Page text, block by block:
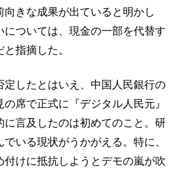
向きな成果が出ていると明かし
については、現金の一部を代替す
指摘した。
定したとはいえ、中国人民銀行の
席で正式に『デジタル人民元』
に言及したのは初めてのこと。研
いる現状がうかがえる。特に、
付けに抵抗しようとデモの嵐が吹